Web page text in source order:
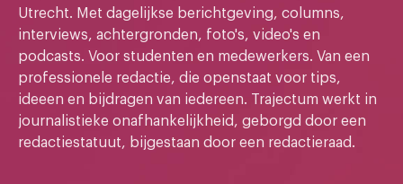
Utrecht. Met dagelijkse berichtgeving, columns,
interviews, achtergronden, foto's, video's en
podcasts. Voor studenten en medewerkers. Van een
professionele redactie, die openstaat voor tips,
ideeen en bijdragen van iedereen. Trajectum werkt in
journalistieke onafhankelijkheid, geborgd door een
redactiestatuut, bijgestaan door een redactieraad.